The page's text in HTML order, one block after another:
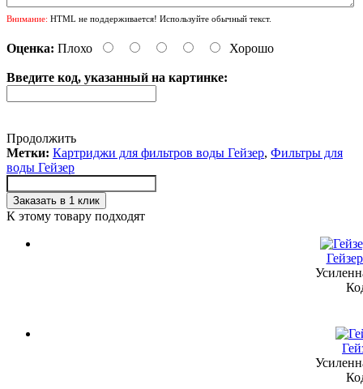
Внимание: HTML не поддерживается! Используйте обычный текст.
Оценка: Плохо Хорошо
Введите код, указанный на картинке:
Продолжить
Метки: Картриджи для фильтров воды Гейзер, Фильтры для
воды Гейзер
Заказать в 1 клик
К этому товару подходят